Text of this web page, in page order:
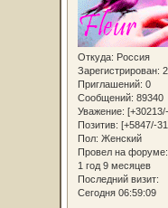
Откуда: Россия
Зарегистрирован:
Приглашений: 0
Сообщений: 89340
Уважение:
Позитив: [+5847/-
Пол: Женский
Провел на форуме:
1 год 9 месяцев
Последний визит:
Сегодня 06:59:09